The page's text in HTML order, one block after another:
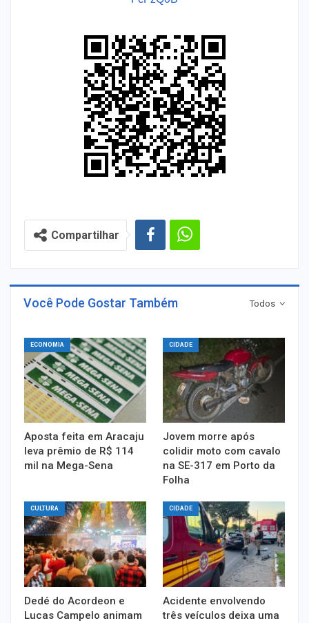
Compartilhar
Todos
Você Pode Gostar Também
ECONOMIA
Aposta feita em Aracaju
leva prêmio de R$ 114
mil na Mega-Sena
CIDADE
Jovem morre após
colidir moto com cavalo
na SE-317 em Porto da
Folha
CULTURA
Dedé do Acordeon e
Lucas Campelo animam
CIDADE
Acidente envolvendo
três veículos deixa uma